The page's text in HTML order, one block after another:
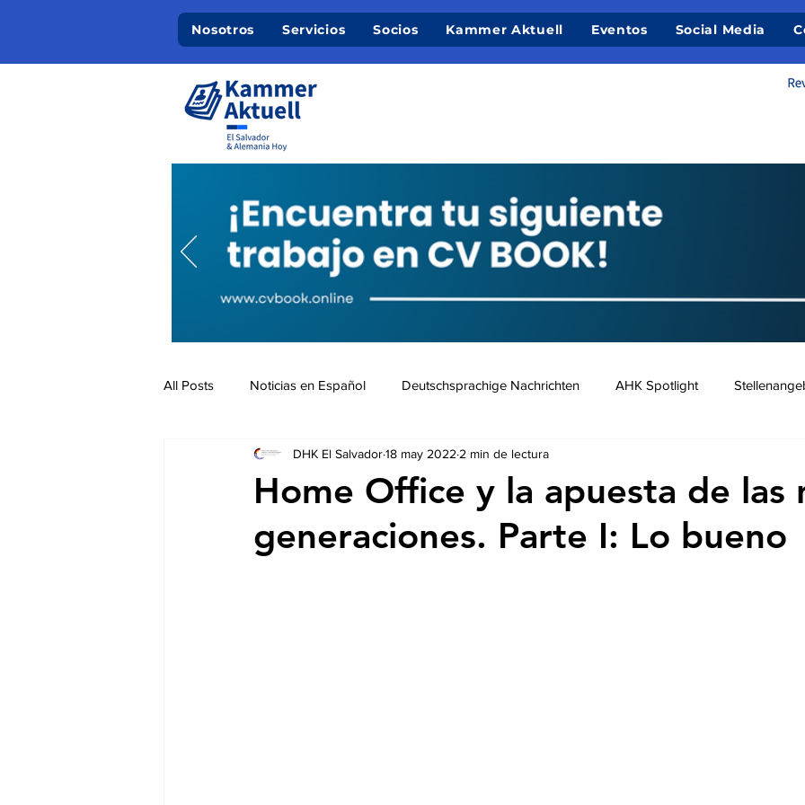
Nosotros Servicios Socios Kammer Aktuell Eventos Social Media
All Posts Noticias en Español Deutschsprachige Nachrichten AHK Spotlight
Auschreibungen Ausschreibungen De nuestros Socios
Home Office y la apuesta de las
generaciones. Parte I: Lo bueno
DHK El Salvador18 may 2022 2 min de lectura